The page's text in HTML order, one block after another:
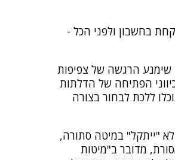
בחשבון ולפני הכל -
שימנע הרגשה של צפיפות
הפתיחה של הדלתות
ללכת לבחור בצורה
"ייתקל" במיטה סתורה,
מדובר ב"מיטות